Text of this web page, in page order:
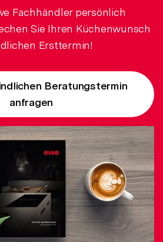
Fachhändler persönlich
Sie Ihren Küchenwunsch
Ersttermin!
Beratungstermin
anfragen